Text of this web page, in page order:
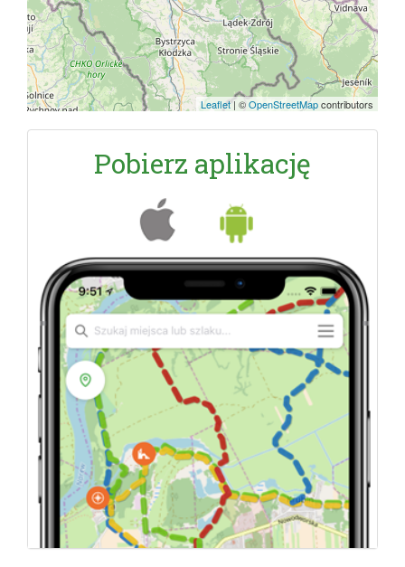
Leaflet| ©OpenStreetMapcontributors
Pobierz aplikację